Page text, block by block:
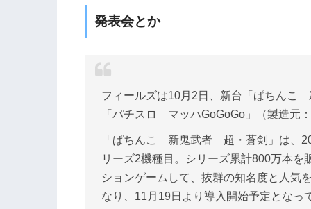
発表会とか
フィールズは10月2日、新台「ぱちん
「パチスロ マッハGoGoGo」（製造元
「ぱちんこ 新鬼武者 超・蒼剣」は、
リーズ2機種目。シリーズ累計800万本
ションゲームして、抜群の知名度と人気
なり、11月19日より導入開始予定となっ